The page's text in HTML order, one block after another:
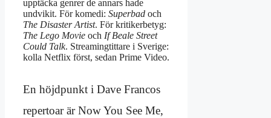
upptäcka genrer de annars hade
undvikit. För komedi: Superbad och
The Disaster Artist. För kritiker­betyg:
The Lego Movie och If Beale Street
Could Talk. Streaming­tittare i Sverige:
kolla Netflix först, sedan Prime Video.
En höjdpunkt i Dave Francos
repertoar är Now You See Me,